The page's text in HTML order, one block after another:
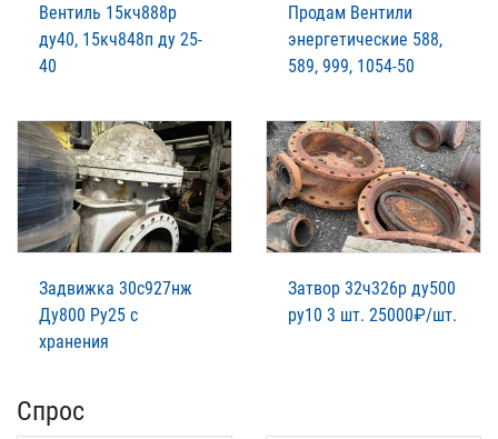
Вентиль 15кч888р
ду40, 15кч848п ду 25-
40
Продам Вентили
энергетические 588,
589, 999, 1054-50
Задвижка 30с927нж
Ду800 Ру25 с
хранения
Затвор 32ч326р ду500
ру10 3 шт. 25000₽/шт.
Спрос